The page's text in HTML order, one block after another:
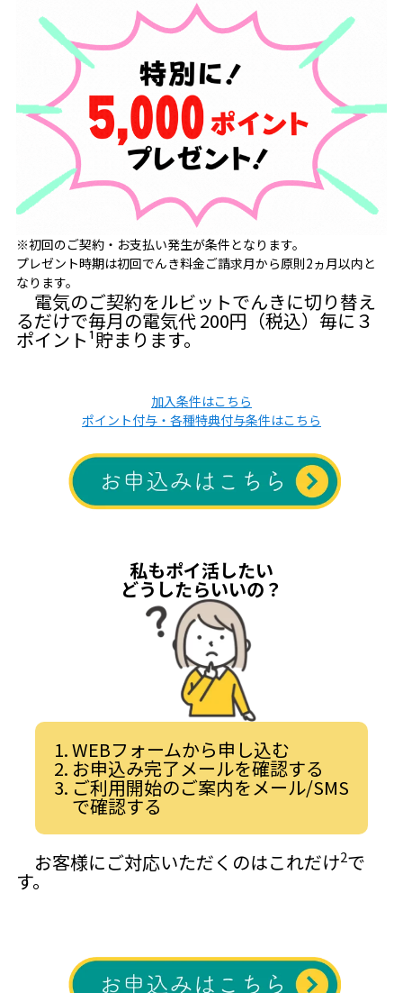
※初回のご契約・お支払い発生が条件となります。
プレゼント時期は初回でんき料金ご請求月から原則2ヵ月以内と
なります。
電気のご契約をルビットでんきに切り替え
るだけで毎月の電気代 200円（税込）毎に３
ポイント¹貯まります。
加入条件はこちら
ポイント付与・各種特典付与条件はこちら
私もポイ活したい
どうしたらいいの？
WEBフォームから申し込む
お申込み完了メールを確認する
ご利用開始のご案内をメール/SMS
で確認する
お客様にご対応いただくのはこれだけ2で
す。